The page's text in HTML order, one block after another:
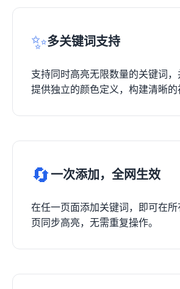
✨多关键词支持
支持同时高亮无限数量的关键词
提供独立的颜色定义，构建清晰的
🔄一次添加，全网生效
在任一页面添加关键词，即可在
页同步高亮，无需重复操作。